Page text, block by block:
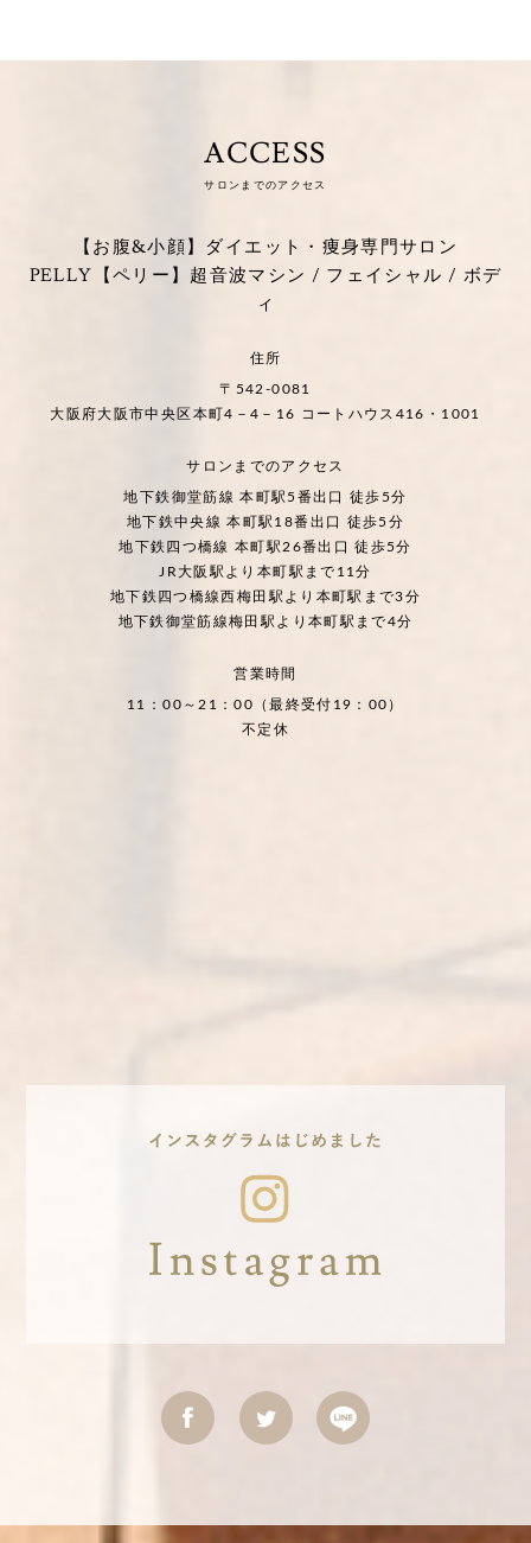
ACCESS
サロンまでのアクセス
【お腹&小顔】ダイエット・痩身専門サロン
PELLY【ペリー】超音波マシン / フェイシャル / ボデ
ィ
住所
〒542-0081
大阪府大阪市中央区本町4－4－16 コートハウス416・1001
サロンまでのアクセス
地下鉄御堂筋線 本町駅5番出口 徒歩5分
地下鉄中央線 本町駅18番出口 徒歩5分
地下鉄四つ橋線 本町駅26番出口 徒歩5分
JR大阪駅より本町駅まで11分
地下鉄四つ橋線西梅田駅より本町駅まで3分
地下鉄御堂筋線梅田駅より本町駅まで4分
営業時間
11：00～21：00（最終受付19：00）
不定休